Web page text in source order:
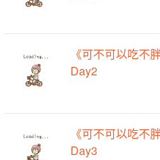
《可不可以吃不
Day2
《可不可以吃不
Day3